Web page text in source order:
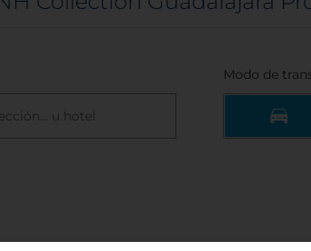
Modo de